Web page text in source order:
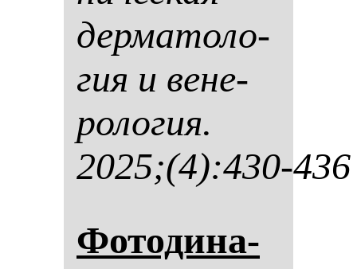
дер­ма­то­ло­
гия и ве­не­
ро­ло­гия.
2025;(4):430-436
Фо­то­ди­на­